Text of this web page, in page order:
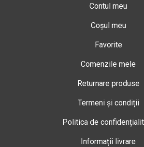
Contul meu
Coșul meu
Favorite
Comenzile mele
Returnare produse
Termeni și condiții
Politica de
Informații livrare